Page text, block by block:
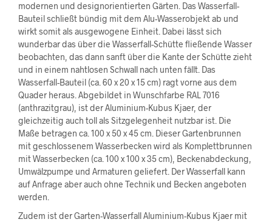
modernen und designorientierten Gärten. Das Wasserfall-
Bauteil schließt bündig mit dem Alu-Wasserobjekt ab und
wirkt somit als ausgewogene Einheit. Dabei lässt sich
wunderbar das über die Wasserfall-Schütte fließende Wasser
beobachten, das dann sanft über die Kante der Schütte zieht
und in einem nahtlosen Schwall nach unten fällt. Das
Wasserfall-Bauteil (ca. 60 x 20 x 15 cm) ragt vorne aus dem
Quader heraus. Abgebildet in Wunschfarbe RAL 7016
(anthrazitgrau), ist der Aluminium-Kubus Kjaer, der
gleichzeitig auch toll als Sitzgelegenheit nutzbar ist. Die
Maße betragen ca. 100 x 50 x 45 cm. Dieser Gartenbrunnen
mit geschlossenem Wasserbecken wird als Komplettbrunnen
mit Wasserbecken (ca. 100 x 100 x 35 cm), Beckenabdeckung,
Umwälzpumpe und Armaturen geliefert. Der Wasserfall kann
auf Anfrage aber auch ohne Technik und Becken angeboten
werden.
Zudem ist der Garten-Wasserfall Aluminium-Kubus Kjaer mit